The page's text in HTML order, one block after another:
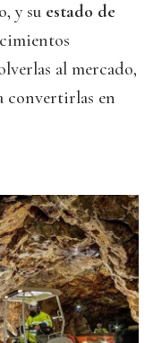
y su estado de
al mercado,
convertirlas en